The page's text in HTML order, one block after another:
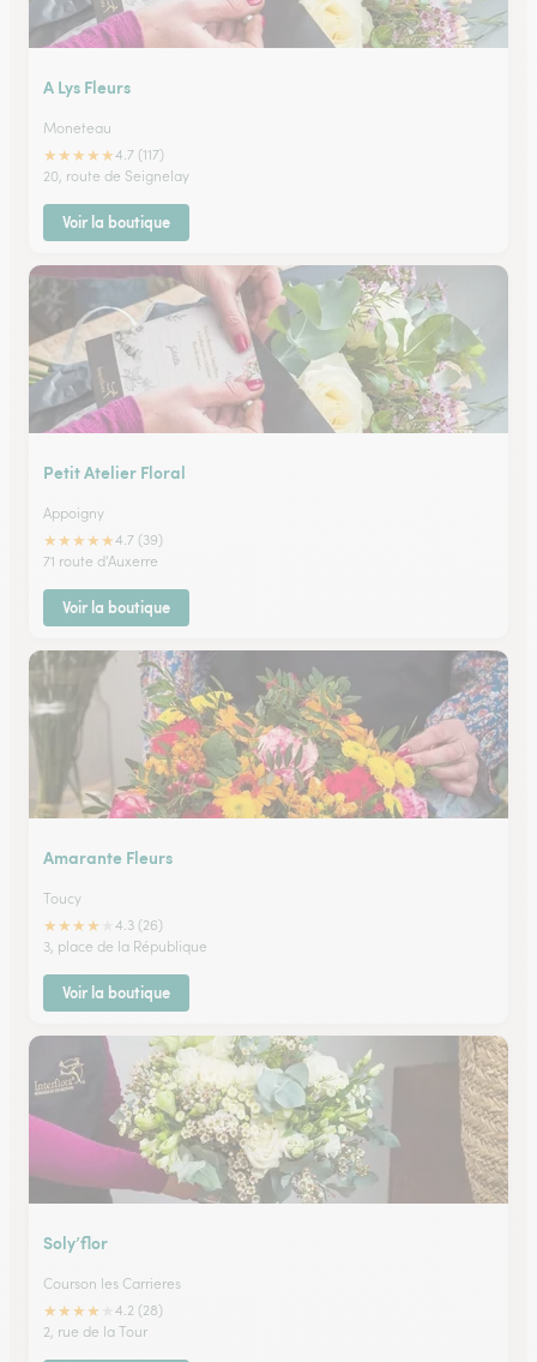
A Lys Fleurs
Moneteau
★★★★★4.7 (117)
20, route de Seignelay
Voir la boutique
Petit Atelier Floral
Appoigny
★★★★★4.7 (39)
71 route d'Auxerre
Voir la boutique
Amarante Fleurs
Toucy
★★★★
4.3 (26)
3, place de la République
Voir la boutique
Soly’flor
Courson les Carrieres
★★★★
4.2 (28)
2, rue de la Tour